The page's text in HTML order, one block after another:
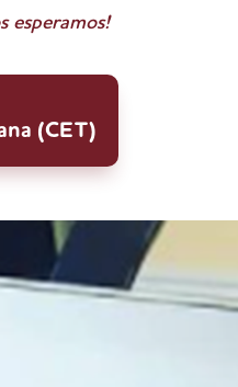
esperamos!
(CET)